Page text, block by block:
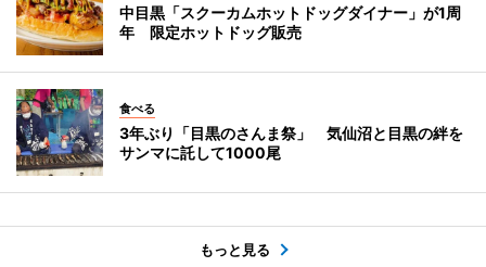
中目黒「スクーカムホットドッグダイナー」が1周
年 限定ホットドッグ販売
食べる
3年ぶり「目黒のさんま祭」 気仙沼と目黒の絆を
サンマに託して1000尾
もっと見る